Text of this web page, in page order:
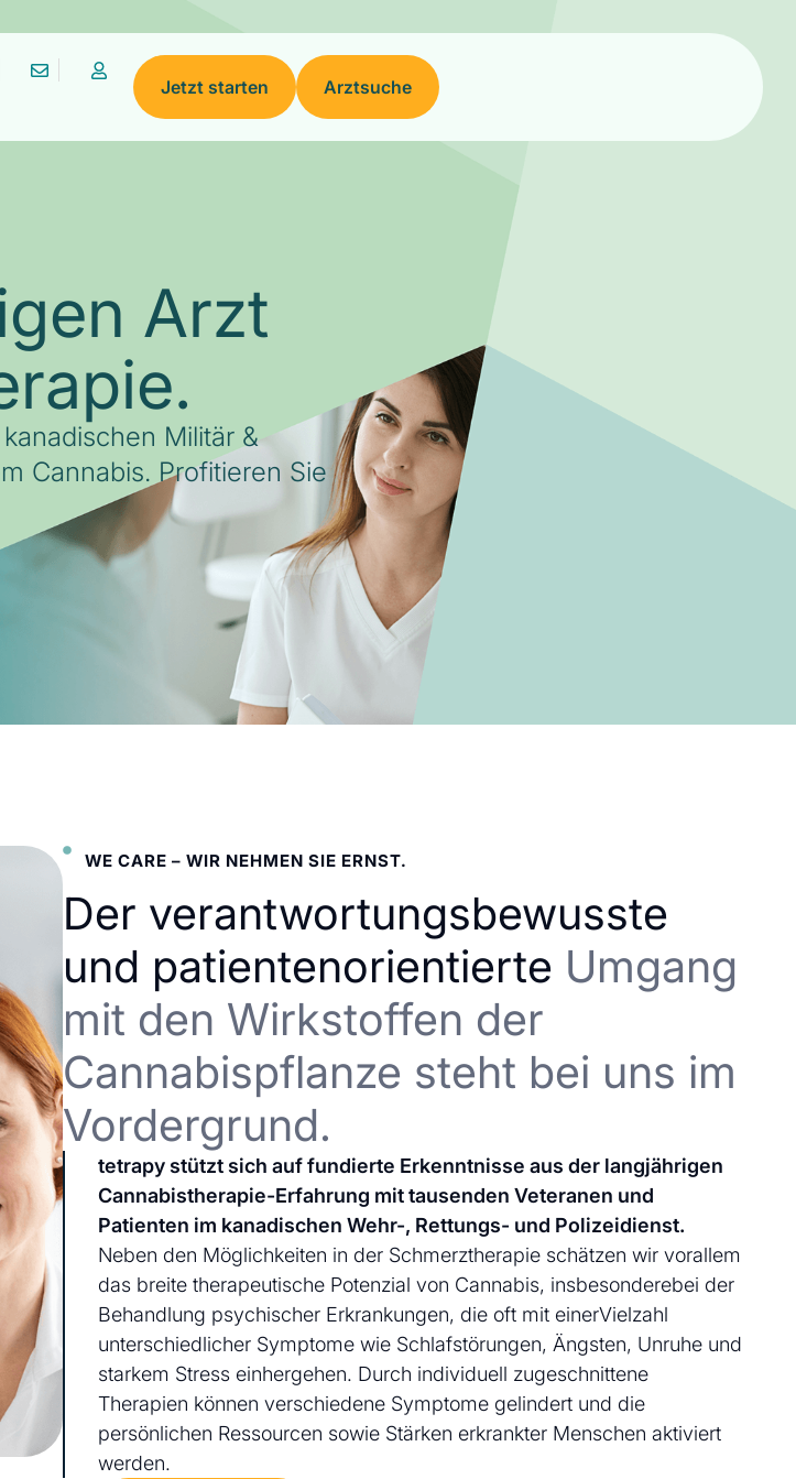
Jetzt starten Arztsuche
Arzt
Militär &
Cannabis. Profitieren Sie
WE CARE – WIR NEHMEN SIE ERNST.
Der verantwortungsbewusste
und patientenorientierte Umgang
mit den Wirkstoffen der
Cannabispflanze steht bei uns im
Vordergrund.
tetrapy stützt sich auf fundierte Erkenntnisse aus der langjährigen
Cannabistherapie-Erfahrung mit tausenden Veteranen und
Patienten im kanadischen Wehr-, Rettungs- und Polizeidienst.
Neben den Möglichkeiten in der Schmerztherapie schätzen wir vorallem
das breite therapeutische Potenzial von Cannabis, insbesonderebei der
Behandlung psychischer Erkrankungen, die oft mit einerVielzahl
unterschiedlicher Symptome wie Schlafstörungen, Ängsten, Unruhe und
starkem Stress einhergehen. Durch individuell zugeschnittene
Therapien können verschiedene Symptome gelindert und die
persönlichen Ressourcen sowie Stärken erkrankter Menschen aktiviert
werden.